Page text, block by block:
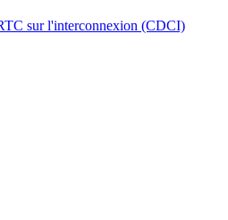
sur l'interconnexion (CDCI)